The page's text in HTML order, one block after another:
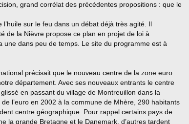
grand corrélat des précédentes propositions : que le
sur le feu dans un débat déjà très agité. Il
de la Nièvre propose ce plan en projet de loi à
une dans peu de temps. Le site du programme est à
précisait que le nouveau centre de la zone euro
département. Avec ses nouveaux entrants le centre
en passant du village de Montreuillon dans la
l’euro en 2002 à la commune de Mhère, 290 habitants
centre géographique. Pour rappel certains pays de
la grande Bretagne et le Danemark, d’autres tardent